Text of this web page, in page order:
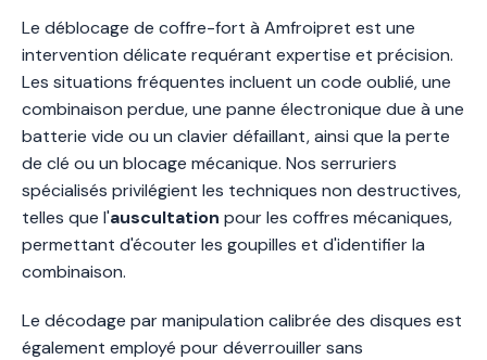
Le déblocage de coffre-fort à Amfroipret est une
intervention délicate requérant expertise et précision.
Les situations fréquentes incluent un code oublié, une
combinaison perdue, une panne électronique due à une
batterie vide ou un clavier défaillant, ainsi que la perte
de clé ou un blocage mécanique. Nos serruriers
spécialisés privilégient les techniques non destructives,
telles que l'auscultation pour les coffres mécaniques,
permettant d'écouter les goupilles et d'identifier la
combinaison.
Le décodage par manipulation calibrée des disques est
également employé pour déverrouiller sans